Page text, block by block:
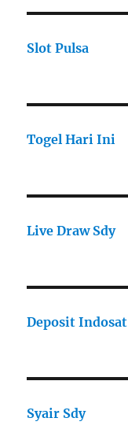
Slot Pulsa
Togel Hari Ini
Live Draw Sdy
Deposit Indosat
Syair Sdy